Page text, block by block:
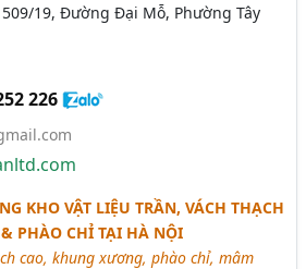
19, Đường Đại Mỗ, Phường Tây
226
KHO VẬT LIỆU TRẦN, VÁCH THẠCH
PHÀO CHỈ TẠI HÀ NỘI
cao, khung xương, phào chỉ, mâm